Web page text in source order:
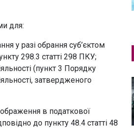
для:
у разі обрання суб’єктом
298.3 статті 298 ПКУ;
(пункт 3 Порядку
затвердженого
в податкової
до пункту 48.4 статті 48